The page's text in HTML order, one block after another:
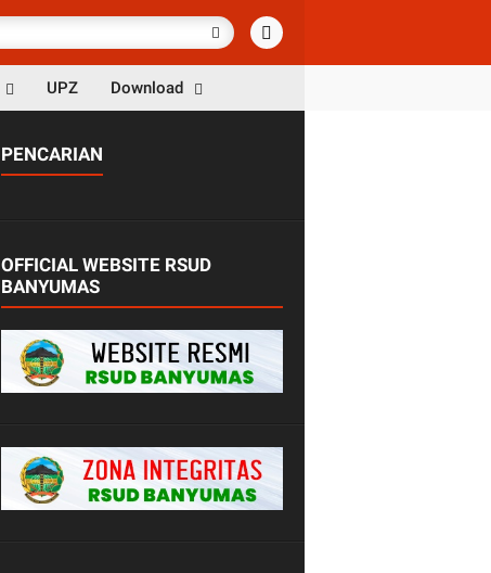
UPZ Download
PENCARIAN
OFFICIAL WEBSITE RSUD
BANYUMAS